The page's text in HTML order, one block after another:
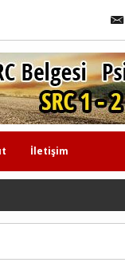
İletişim